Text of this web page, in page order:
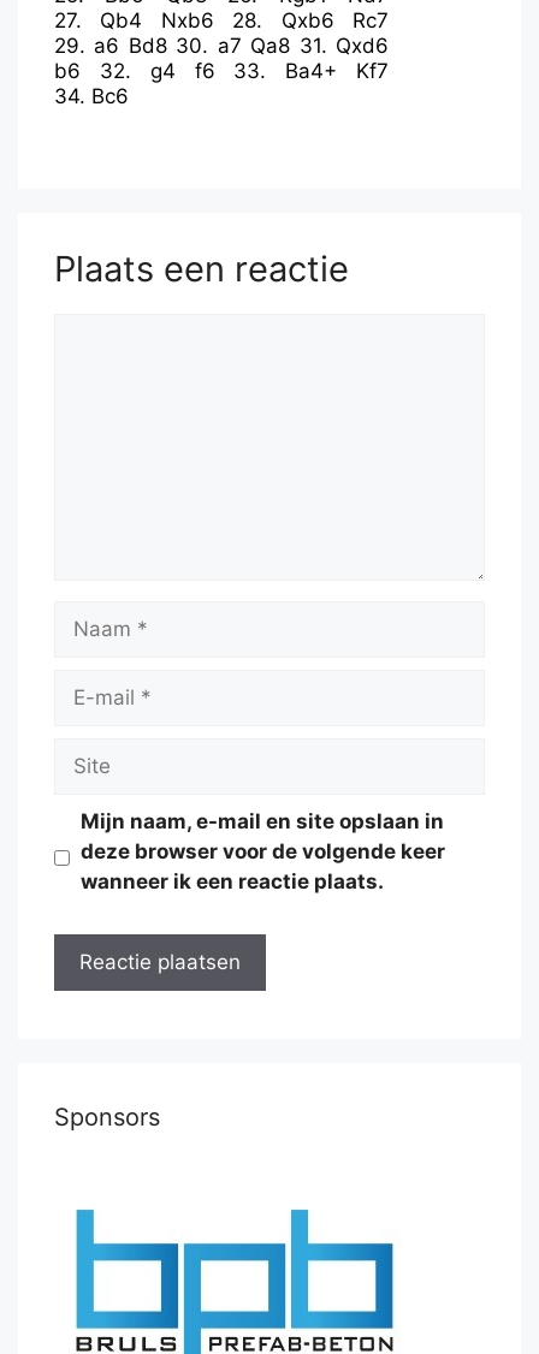
27. Qb4 Nxb6 28. Qxb6
Rc7
29. a6 Bd8 30. a7 Qa8 31. Qxd6
b6
32. g4 f6 33. Ba4+
Kf7
34. Bc6
Plaats een reactie
Naam
Site
Mijn naam, e-mail en site opslaan in
deze browser voor de volgende keer
wanneer ik een reactie plaats.
Sponsors